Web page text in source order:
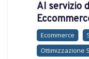
Al servizio
Ecommerce
Ottimizzazione